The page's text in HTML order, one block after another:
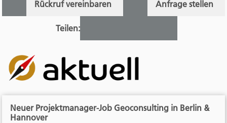
Rückruf vereinbaren Anfrage stellen
Teilen:
Neuer Projektmanager-Job Geoconsulting in Berlin &
Hannover